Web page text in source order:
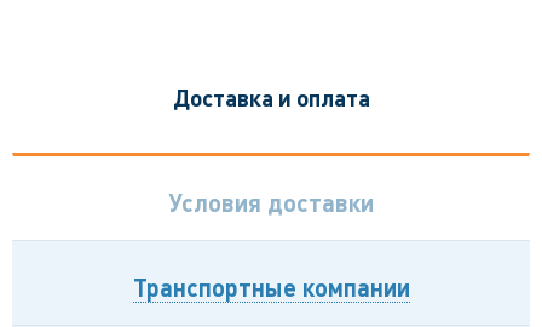
Доставка и оплата
Условия доставки
Транспортные компании